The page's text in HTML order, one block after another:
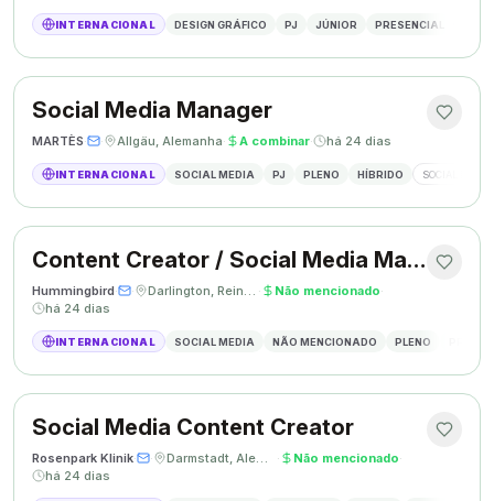
INTERNACIONAL DESIGN GRÁFICO PJ JÚNIOR PRESENCIAL
Social Media Manager
MARTÈS· · Allgäu, Alemanha· A combinar· há 24 dias
INTERNACIONAL SOCIAL MEDIA PJ PLENO HÍBRIDO SOCIAL MEDIA
Content Creator / Social Media Manager
Hummingbird· · Darlington, Reino Unido · Não mencionado·
há 24 dias
INTERNACIONAL SOCIAL MEDIA NÃO MENCIONADO PLENO
Social Media Content Creator
Rosenpark Klinik· · Darmstadt, Alemanha · Não mencionado·
há 24 dias